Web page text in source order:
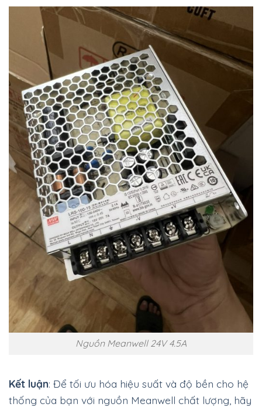
Nguồn Meanwell 24V 4.5A
Kết luận: Để tối ưu hóa hiệu suất và độ bền cho hệ
thống của bạn với nguồn Meanwell chất lượng, hãy